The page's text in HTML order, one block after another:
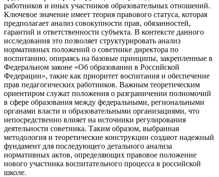
работников и иных участников образовательных отношений.
Ключевое значение имеет теория правового статуса, которая
предполагает анализ совокупности прав, обязанностей,
гарантий и ответственности субъекта. В контексте данного
исследования это позволяет структурировать анализ
нормативных положений о советнике директора по
воспитанию, опираясь на базовые принципы, закрепленные в
Федеральном законе «Об образовании в Российской
Федерации», такие как приоритет воспитания и обеспечение
прав педагогических работников. Важным теоретическим
ориентиром служат положения о разграничении полномочий
в сфере образования между федеральными, региональными
органами власти и образовательными организациями, что
непосредственно влияет на источники регулирования
деятельности советника. Таким образом, выбранная
методология и теоретические конструкции создают надежный
фундамент для последующего детального анализа
нормативных актов, определяющих правовое положение
нового участника воспитательного процесса в российской
школе.